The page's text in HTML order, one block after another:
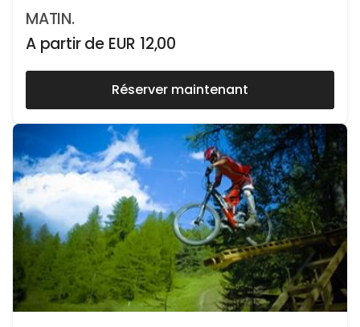
MATIN.
A partir de EUR 12,00
Réserver maintenant